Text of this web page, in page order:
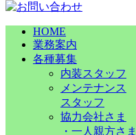
HOME
業務案内
各種募集
内装スタッフ
メンテナンス
スタッフ
協力会社さま
・ 一人親方さま